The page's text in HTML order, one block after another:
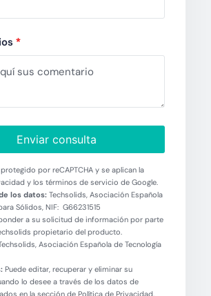
*
Enviar consulta
por reCAPTCHA y se aplican la
y los términos de servicio de Google.
los datos:Techsolids, Asociación Española
Sólidos, NIF: G66231515
a su solicitud de información por parte
propietario del producto.
Asociación Española de Tecnología
Puede editar, recuperar y eliminar su
lo desee a través de los datos de
en la sección de Política de Privacidad.